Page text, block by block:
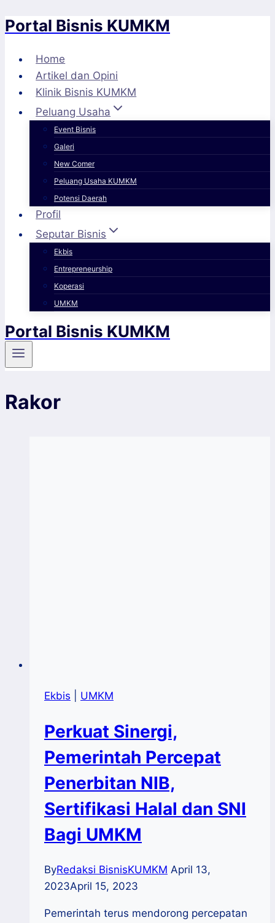
Skip
content
Portal Bisnis KUMKM
Home
Artikel dan Opini
Klinik Bisnis KUMKM
Peluang Usaha
Event Bisnis
Galeri
New Comer
Peluang Usaha KUMKM
Potensi Daerah
Profil
Seputar Bisnis
Ekbis
Entrepreneurship
Koperasi
UMKM
Portal Bisnis KUMKM
Rakor
Ekbis UMKM
Perkuat Sinergi,
Pemerintah Percepat
Penerbitan NIB,
Sertifikasi Halal dan SNI
Bagi UMKM
ByRedaksi BisnisKUMKM April 13,
2023April 15, 2023
Pemerintah terus mendorong percepatan